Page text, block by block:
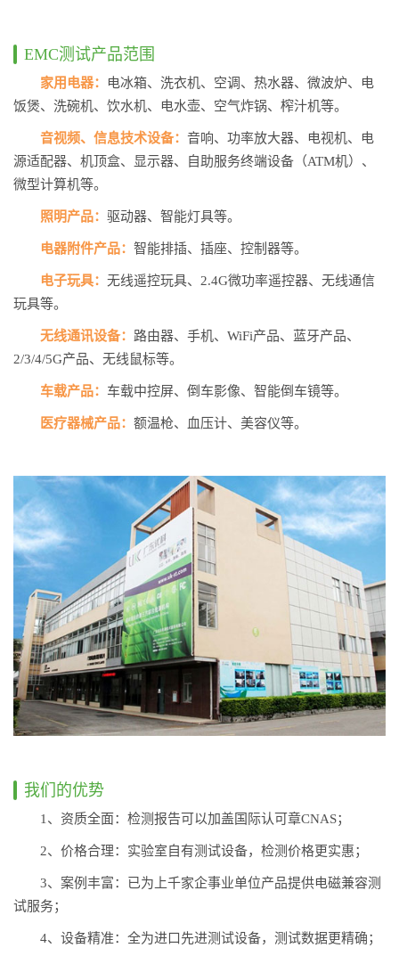
EMC测试产品范围
家用电器：
电冰箱、洗衣机、空调、热水器、微波炉、电
饭煲、洗碗机、饮水机、电水壶、空气炸锅、榨汁机等。
音视频、信息技术设备： 音响、功率放大器、电视机、电
源适配器、机顶盒、显示器、自助服务终端设备（ATM机）、
微型计算机等。
照明产品： 驱动器、智能灯具等。
电器附件产品： 智能排插、插座、控制器等。
电子玩具： 无线遥控玩具、2.4G微功率遥控器、无线通信
玩具等。
无线通讯设备： 路由器、手机、WiFi产品、蓝牙产品、
2/3/4/5G产品、无线鼠标等。
车载产品： 车载中控屏、倒车影像、智能倒车镜等。
医疗器械产品： 额温枪、血压计、美容仪等。
我们的优势
1、资质全面：检测报告可以加盖国际认可章CNAS；
2、价格合理：实验室自有测试设备，检测价格更实惠；
3、案例丰富：已为上千家企事业单位产品提供电磁兼容测
试服务；
4、设备精准：全为进口先进测试设备，测试数据更精确；